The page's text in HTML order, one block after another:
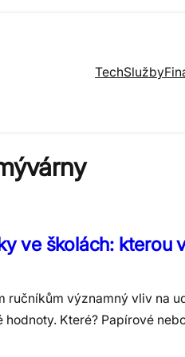
TechSlužby
ve školách: kterou
ručníkům významný vliv na
Které? Papírové